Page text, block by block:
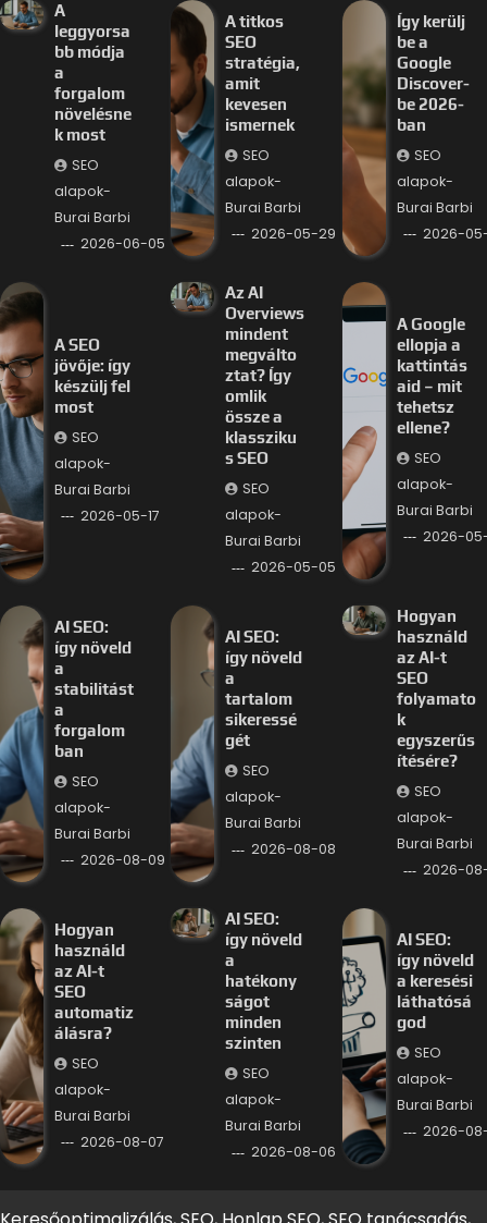
A
leggyorsa
bb módja
a
forgalom
növelésne
k most
SEO
alapok-
Burai Barbi
2026-06-05
A titkos
SEO
stratégia,
amit
kevesen
ismernek
SEO
alapok-
Burai Barbi
2026-05-29
Így kerülj
be a
Google
Discover-
be 2026-
ban
SEO
alapok-
Burai Barbi
2026-
A SEO
jövője: így
készülj fel
most
SEO
alapok-
Burai Barbi
2026-05-17
Az AI
Overviews
mindent
megválto
ztat? Így
omlik
össze a
klassziku
s SEO
SEO
alapok-
Burai Barbi
2026-05-05
A Google
ellopja a
kattintás
aid – mit
tehetsz
ellene?
SEO
alapok-
Burai Barbi
2026-
AI SEO:
így növeld
a
stabilitást
a
forgalom
ban
SEO
alapok-
Burai Barbi
2026-08-09
AI SEO:
így növeld
a
tartalom
sikeressé
gét
SEO
alapok-
Burai Barbi
2026-08-08
Hogyan
használd
az AI-t
SEO
folyamato
k
egyszerűs
ítésére?
SEO
alapok-
Burai Barbi
2026-
Hogyan
használd
az AI-t
SEO
automatiz
álásra?
SEO
alapok-
Burai Barbi
2026-08-07
AI SEO:
így növeld
a
hatékony
ságot
minden
szinten
SEO
alapok-
Burai Barbi
2026-08-06
AI SEO:
így növeld
a keresési
láthatósá
god
SEO
alapok-
Burai Barbi
2026-